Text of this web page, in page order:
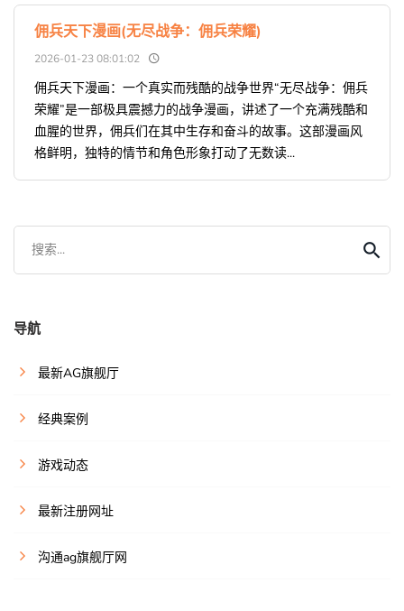
佣兵天下漫画(无尽战争：佣兵荣耀)
2026-01-23 08:01:02
佣兵天下漫画：一个真实而残酷的战争世界“无尽战争：佣兵
荣耀”是一部极具震撼力的战争漫画，讲述了一个充满残酷和
血腥的世界，佣兵们在其中生存和奋斗的故事。这部漫画风
格鲜明，独特的情节和角色形象打动了无数读...
搜索...
导航
最新AG旗舰厅
经典案例
游戏动态
最新注册网址
沟通ag旗舰厅网